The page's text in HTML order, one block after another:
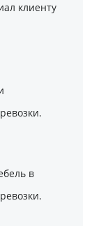
клиенту
в